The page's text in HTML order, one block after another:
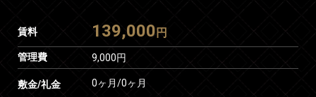
賃料 139,000 円
管理費 9,000円
敷金/礼金 0ヶ月/0ヶ月